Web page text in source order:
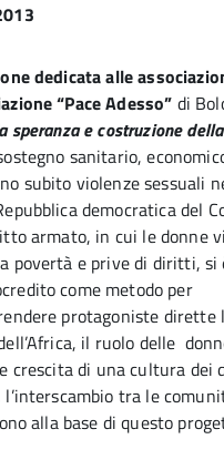
dedicata alle
“Pace Adesso” di
speranza e costruzione della
sanitario,
subito violenze sessuali
democratica del
armato, in cui le donne
povertà e prive di diritti, si
come metodo per
protagoniste dirette
il ruolo delle
crescita di una cultura dei
tra le
alla base di questo